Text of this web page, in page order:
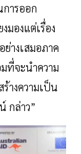
ารออก
มองแต่เรื่อง
างเสมอภาค
ที่จะนำความ
างความเป็น
กล่าว”